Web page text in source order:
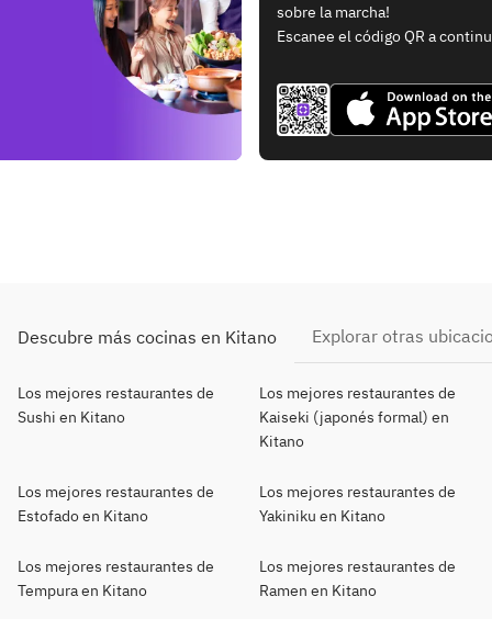
sobre la marcha!
Escanee el código QR a
Descubre más cocinas en Kitano Explorar otras
Los mejores restaurantes de
Sushi en Kitano
Los mejores restaurantes de
Kaiseki (japonés formal) en
Kitano
Los mejores restaurantes de
Estofado en Kitano
Los mejores restaurantes de
Yakiniku en Kitano
Los mejores restaurantes de
Tempura en Kitano
Los mejores restaurantes de
Ramen en Kitano